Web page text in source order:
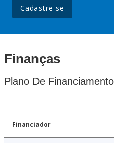
Cadastre-se
Finanças
Plano De
Financiador